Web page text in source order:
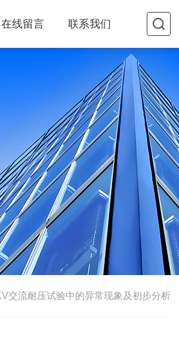
在线留言 联系我们
交流耐压试验中的异常现象及初步分析